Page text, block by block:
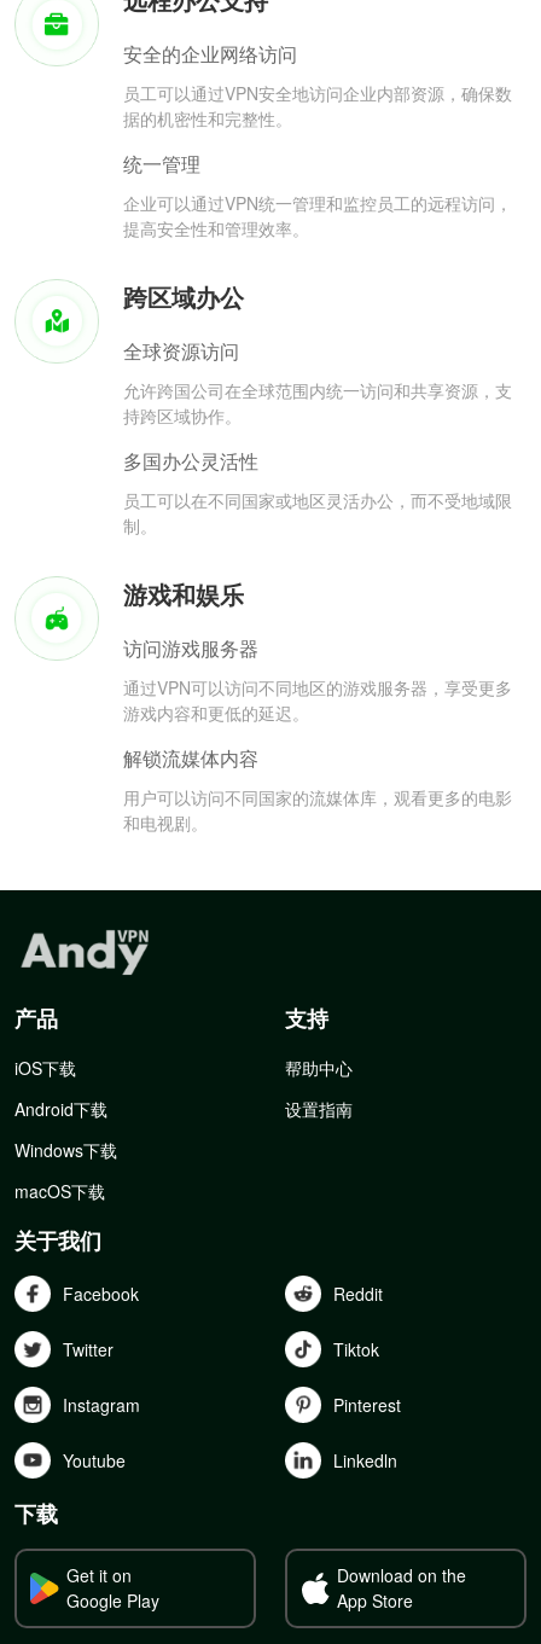
安全的企业网络访问
员工可以通过VPN安全地访问企业内部资源，确保数
据的机密性和完整性。
统一管理
企业可以通过VPN统一管理和监控员工的远程访问，
提高安全性和管理效率。
跨区域办公
全球资源访问
允许跨国公司在全球范围内统一访问和共享资源，支
持跨区域协作。
多国办公灵活性
员工可以在不同国家或地区灵活办公，而不受地域限
制。
游戏和娱乐
访问游戏服务器
通过VPN可以访问不同地区的游戏服务器，享受更多
游戏内容和更低的延迟。
解锁流媒体内容
用户可以访问不同国家的流媒体库，观看更多的电影
和电视剧。
产品
iOS下载
Android下载
Windows下载
macOS下载
支持
帮助中心
设置指南
关于我们
Facebook Reddit
Twitter Tiktok
Instagram Pinterest
Youtube Linkedln
下载
Get it on
Google Play
Download on the
App Store